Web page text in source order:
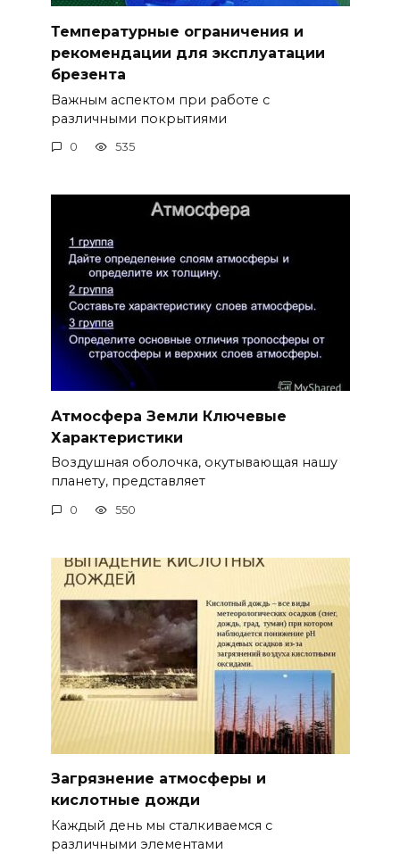
Температурные ограничения и
рекомендации для эксплуатации
брезента
Важным аспектом при работе с
различными покрытиями
0 535
Атмосфера Земли Ключевые
Характеристики
Воздушная оболочка, окутывающая нашу
планету, представляет
0 550
Загрязнение атмосферы и
кислотные дожди
Каждый день мы сталкиваемся с
различными элементами